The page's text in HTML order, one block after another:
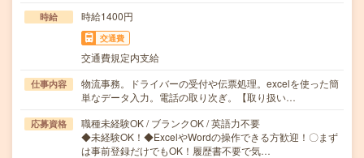
時給 時給1400円
交通費
交通費規定内支給
仕事内容
物流事務。ドライバーの受付や伝票処理。excelを使った簡
単なデータ入力。電話の取り次ぎ。【取り扱い…
応募資格
職種未経験OK / ブランクOK / 英語力不要
◆未経験OK！◆ExcelやWordの操作できる方歓迎！〇まず
は事前登録だけでもOK！履歴書不要で気…